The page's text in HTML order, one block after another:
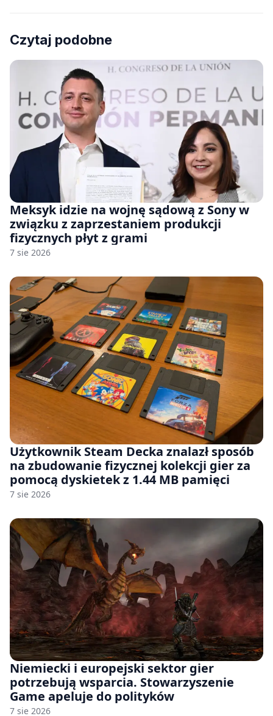
Czytaj podobne
Meksyk idzie na wojnę sądową z Sony w
związku z zaprzestaniem produkcji
fizycznych płyt z grami
7 sie 2026
Użytkownik Steam Decka znalazł sposób
na zbudowanie fizycznej kolekcji gier za
pomocą dyskietek z 1.44 MB pamięci
7 sie 2026
Niemiecki i europejski sektor gier
potrzebują wsparcia. Stowarzyszenie
Game apeluje do polityków
7 sie 2026